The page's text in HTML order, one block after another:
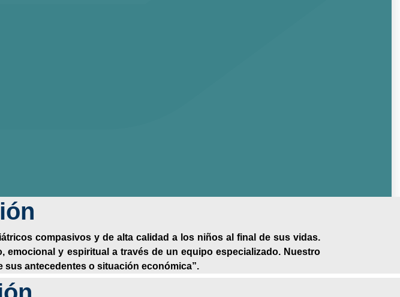
compasivos y de alta calidad a los niños al final de sus vidas.
y espiritual a través de un equipo especializado. Nuestro
antecedentes o situación económica”.